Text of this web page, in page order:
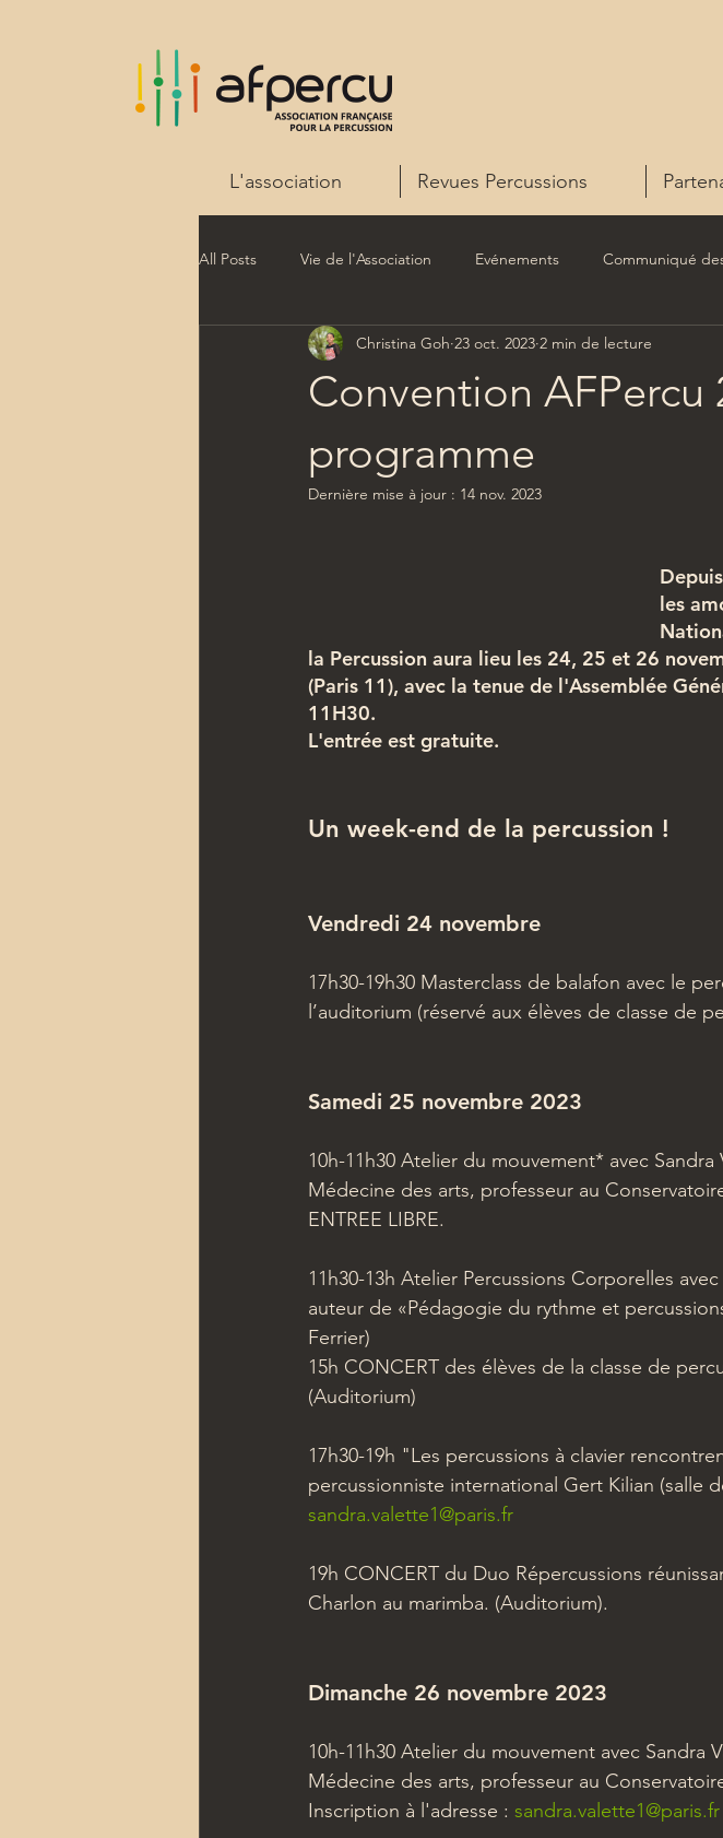
L'association Revues Percussions
All Posts Vie de l'Association Evénements Communiqué
Convention AFPercu
programme
Christina Goh 23 oct. 2023 2 min de lecture
Dernière mise à jour : 14 nov. 2023
les
la Percussion aura lieu les 24, 25 et 26
(Paris 11), avec la tenue de l'Assemblée
11H30.
L'entrée est gratuite.
Un week-end de la percussion !
Vendredi 24 novembre
17h30-19h30 Masterclass de balafon avec le
l’auditorium (réservé aux élèves de classe de
Samedi 25 novembre 2023
10h-11h30 Atelier du mouvement* avec
Médecine des arts, professeur au
ENTREE LIBRE.
11h30-13h Atelier Percussions Corporelles
auteur de «Pédagogie du rythme et
Ferrier)
15h CONCERT des élèves de la classe de
(Auditorium)
17h30-19h "Les percussions à clavier
percussionniste international Gert Kilian (salle
sandra.valette1@paris.fr
19h CONCERT du Duo Répercussions
Charlon au marimba. (Auditorium).
Dimanche 26 novembre 2023
10h-11h30 Atelier du mouvement avec Sandra
Médecine des arts, professeur au
Inscription à l'adresse : sandra.valette1@paris.fr